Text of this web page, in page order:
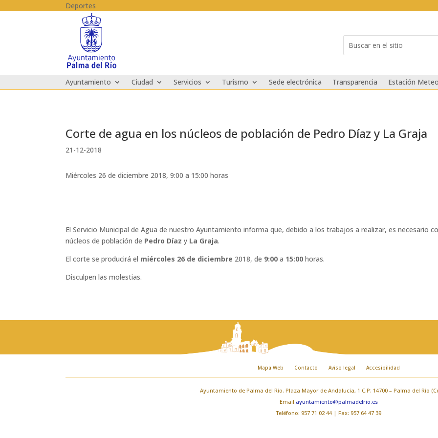
Deportes
for...
Ayuntamiento Ciudad Servicios Turismo Sede electrónica Transparencia Estación
Corte de agua en los núcleos de población de Pedro Díaz y La Graja
21-12-2018
Miércoles 26 de diciembre 2018, 9:00 a 15:00 horas
El Servicio Municipal de Agua de nuestro Ayuntamiento informa que, debido a los trabajos a realizar, es necesario
núcleos de población de Pedro Díaz y La Graja.
El corte se producirá el miércoles 26 de diciembre 2018, de 9:00 a 15:00 horas.
Disculpen las molestias.
Mapa Web Contacto Aviso legal Accesibilidad
Ayuntamiento de Palma del Río. Plaza Mayor de Andalucía, 1 C.P: 14700 – Palma del Río
Email:ayuntamiento@palmadelrio.es
Teléfono: 957 71 02 44 | Fax: 957 64 47 39